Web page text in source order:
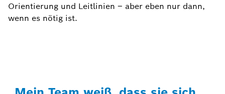
Orientierung und Leitlinien – aber eben nur dann,
wenn es nötig ist.